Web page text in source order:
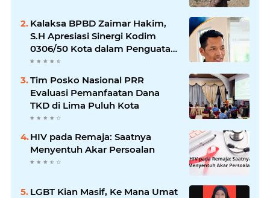
Kalaksa BPBD Zaimar Hakim,
S.H Apresiasi Sinergi Kodim
0306/50 Kota dalam Penguatan
Mitigasi dan Penanganan
Bencana
Tim Posko Nasional PRR
Evaluasi Pemanfaatan Dana
TKD di Lima Puluh Kota
HIV pada Remaja: Saatnya
Menyentuh Akar Persoalan
LGBT Kian Masif, Ke Mana Umat